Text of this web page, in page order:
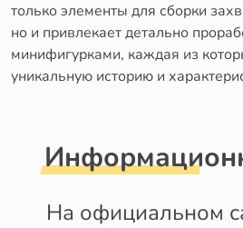
только элементы для сборки
но и привлекает детально
минифигурками, каждая из
уникальную историю и
На официальном